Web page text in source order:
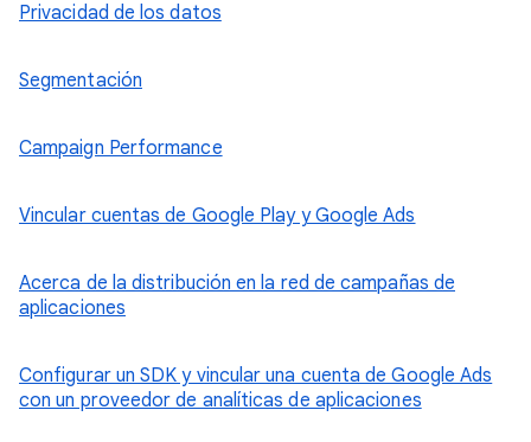
Privacidad de los datos
Segmentación
Campaign Performance
Vincular cuentas de Google Play y Google Ads
Acerca de la distribución en la red de campañas de
aplicaciones
Configurar un SDK y vincular una cuenta de Google Ads
con un proveedor de analíticas de aplicaciones